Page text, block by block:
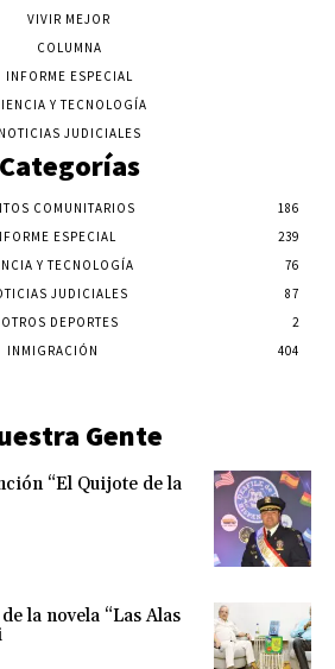
VIVIR MEJOR
COLUMNA
INFORME ESPECIAL
Y TECNOLOGÍA
NOTICIAS JUDICIALES
Categorías
COMUNITARIOS
186
ESPECIAL
239
Y TECNOLOGÍA
76
JUDICIALES
87
OTROS DEPORTES
2
INMIGRACIÓN
404
Gente
“El Quijote de la
la novela “Las Alas